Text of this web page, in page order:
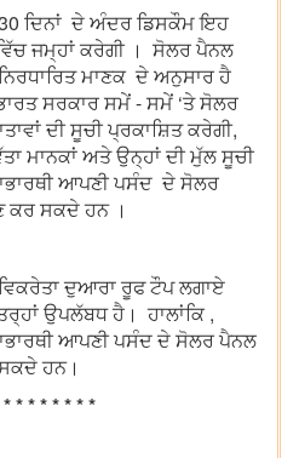
ਦਿਨਾਂ ਦੇ ਅੰਦਰ ਡਿਸਕੌਮ ਇਹ
ਜਮ੍ਹਾਂ ਕਰੇਗੀ । ਸੋਲਰ ਪੈਨਲ
ਮਾਣਕ ਦੇ ਅਨੁਸਾਰ ਹੈ
ਸਰਕਾਰ ਸਮੇਂ - ਸਮੇਂ ‘ਤੇ ਸੋਲਰ
ਦੀ ਸੂਚੀ ਪ੍ਰਕਾਸ਼ਿਤ ਕਰੇਗੀ,
ਮਾਨਕਾਂ ਅਤੇ ਉਨ੍ਹਾਂ ਦੀ ਮੁੱਲ ਸੂਚੀ
ਆਪਣੀ ਪਸੰਦ ਦੇ ਸੋਲਰ
ਕਰ ਸਕਦੇ ਹਨ ।
ਦੁਆਰਾ ਰੂਫ ਟੌਪ ਲਗਾਏ
ਉਪਲੱਬਧ ਹੈ। ਹਾਲਾਂਕਿ ,
ਆਪਣੀ ਪਸੰਦ ਦੇ ਸੋਲਰ ਪੈਨਲ
ਹਨ।
* * * * * * *